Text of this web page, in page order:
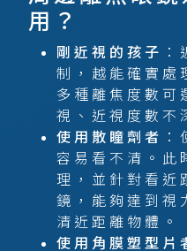
用？
剛近視的孩子
制，越能確實處
多種離焦度數可
視、近視度數不
使用散瞳劑者
容易看不清。此
理，並針對看近
鏡，能夠達到視
清近距離物體。
使用角膜塑型片